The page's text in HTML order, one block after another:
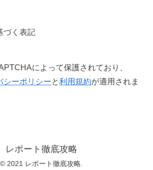
づく表記
によって保護されており、
シーポリシーと利用規約が適用されま
レポート徹底攻略
© 2021 レポート徹底攻略.